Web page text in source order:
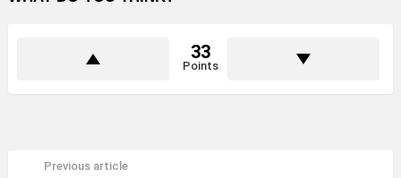
33
Points
Previous article